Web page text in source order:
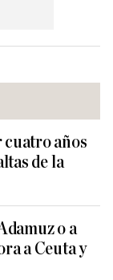
años
de la
o a
a Ceuta y